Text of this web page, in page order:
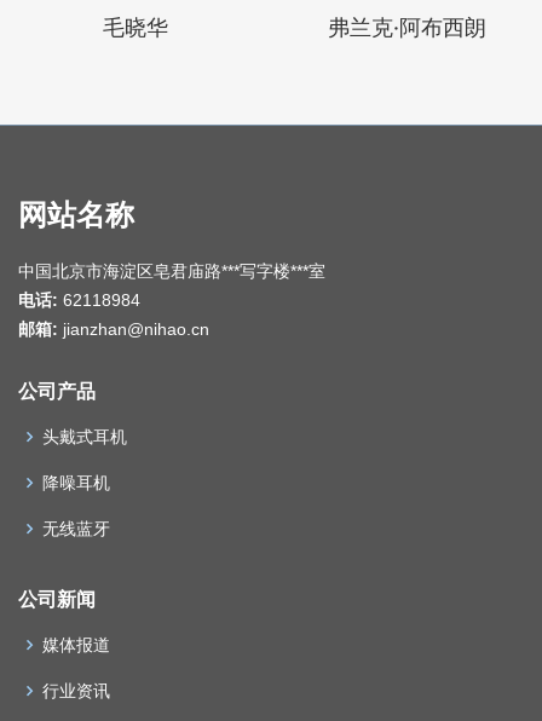
毛晓华 弗兰克·阿布西朗
网站名称
中国北京市海淀区皂君庙路***写字楼***室
电话: 62118984
邮箱: jianzhan@nihao.cn
公司产品
头戴式耳机
降噪耳机
无线蓝牙
公司新闻
媒体报道
行业资讯